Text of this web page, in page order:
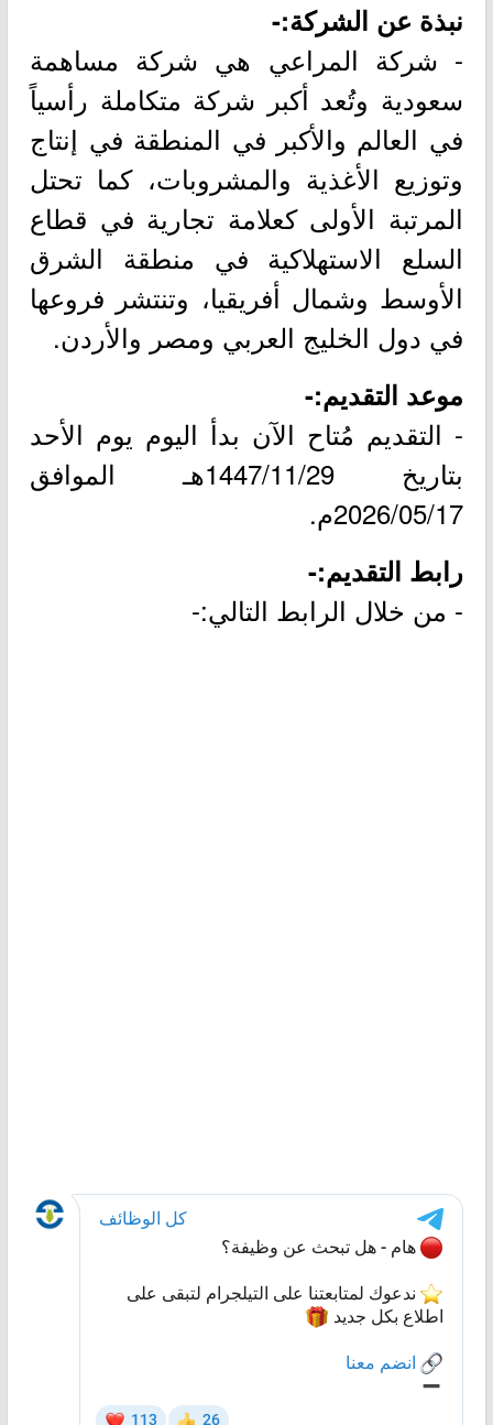
نبذة عن الشركة:-
- شركة المراعي هي شركة مساهمة
سعودية وتُعد أكبر شركة متكاملة رأسياً
في العالم والأكبر في المنطقة في إنتاج
وتوزيع الأغذية والمشروبات، كما تحتل
المرتبة الأولى كعلامة تجارية في قطاع
السلع الاستهلاكية في منطقة الشرق
الأوسط وشمال أفريقيا، وتنتشر فروعها
في دول الخليج العربي ومصر والأردن.
موعد التقديم:-
- التقديم مُتاح الآن بدأ اليوم يوم الأحد
بتاريخ 1447/11/29هـ الموافق
2026/05/17م.
رابط التقديم:-
- من خلال الرابط التالي:-